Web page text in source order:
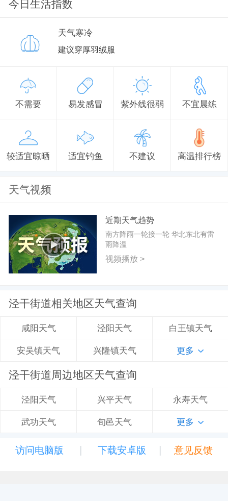
今日生活指数
天气寒冷
建议穿厚羽绒服
不需要 易发感冒 紫外线很弱 不宜晨练
较适宜晾晒 适宜钓鱼 不建议 高温排行榜
天气视频
近期天气趋势
南方降雨一轮接一轮 华北东北有雷
雨降温
视频播放 >
泾干街道相关地区天气查询
咸阳天气 泾阳天气 白王镇天气
安吴镇天气 兴隆镇天气 更多
泾干街道周边地区天气查询
泾阳天气 兴平天气 永寿天气
武功天气 旬邑天气 更多
访问电脑版 | 下载安卓版 | 意见反馈